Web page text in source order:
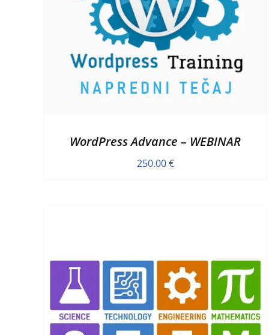
WordPress Advance – WEBINAR
250.00€
DODAJ V KOŠARICO / HITRI OGLED